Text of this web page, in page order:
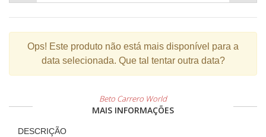
Ops! Este produto não está mais disponível para a
data selecionada. Que tal tentar outra data?
Beto Carrero World
MAIS INFORMAÇÕES
DESCRIÇÃO